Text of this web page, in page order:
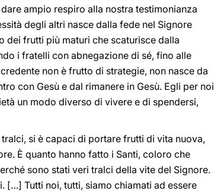
ampio respiro alla nostra testimonianza
degli altri nasce dalla fede nel Signore
dei frutti più maturi che scaturisce dalla
i fratelli con abnegazione di sé, fino alle
non è frutto di strategie, non nasce da
con Gesù e dal rimanere in Gesù. Egli per noi
un modo diverso di vivere e di spendersi,
si è capaci di portare frutti di vita nuova,
È quanto hanno fatto i Santi, coloro che
sono stati veri tralci della vite del Signore.
[…] Tutti noi, tutti, siamo chiamati ad essere